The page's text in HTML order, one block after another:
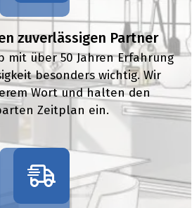
zuverlässigen Partner
mit über 50 Jahren Erfahrung
besonders wichtig. Wir
Wort und halten den
Zeitplan ein.